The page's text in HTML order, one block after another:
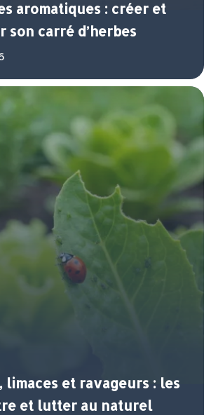
aromatiques : créer et
carré d’herbes
limaces et ravageurs : les
et lutter au naturel